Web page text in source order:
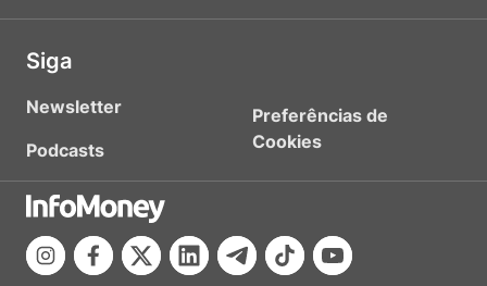
Siga
Newsletter
Podcasts
Preferências de
Cookies